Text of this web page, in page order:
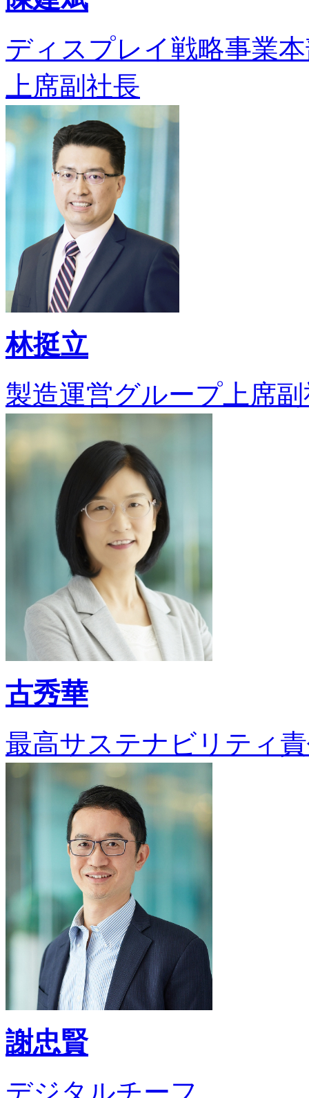
ディスプレイ戦略事業
上席副社長
林挺立
製造運営グループ上席
古秀華
最高サステナビリティ
謝忠賢